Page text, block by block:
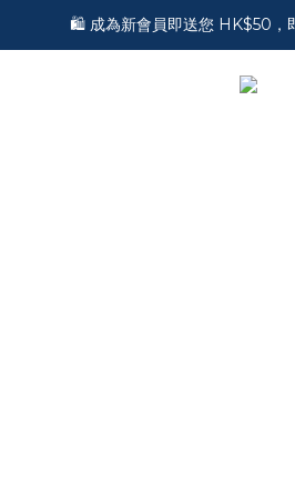
🎵 第一次接觸訂製耳機？歡迎到
🛍️ 成為新會員即送您 HK$50，
🎵 第一次接觸訂製耳機？歡迎到